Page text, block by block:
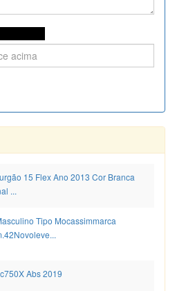
15 Flex Ano 2013 Cor Branca
...
Tipo Mocassimmarca
Abs 2019